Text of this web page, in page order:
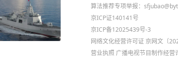
算法推荐专项举报：
京ICP证140141号
京ICP备12025439号-3
网络文化经营许可证 京网文〔
营业执照 广播电视节目制作经营